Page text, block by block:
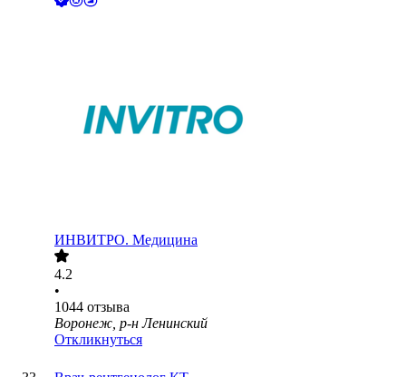
ИНВИТРО. Медицина
4.2
•
1044 отзыва
Воронеж, р-н Ленинский
Откликнуться